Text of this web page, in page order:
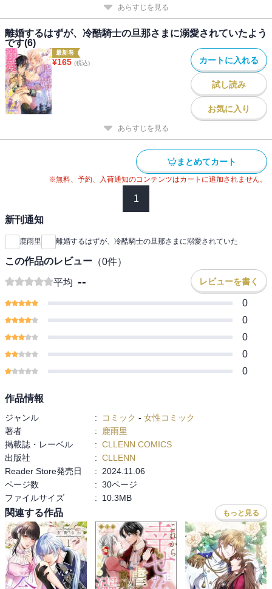
あらすじを見る
離婚するはずが、冷酷騎士の旦那さまに溺愛されていたよう
です(6)
最新巻
¥165 (税込) カートに入れる
試し読み
お気に入り
あらすじを見る
まとめてカート
※無料、予約、入荷通知のコンテンツはカートに追加されません。
1
新刊通知
鹿雨里 離婚するはずが、冷酷騎士の旦那さまに溺愛されていた
この作品のレビュー （0件）
平均 -- レビューを書く
0
0
0
0
0
作品情報
ジャンル : コミック - 女性コミック
著者
:
鹿雨里
掲載誌・レーベル
: CLLENN COMICS
出版社
: CLLENN
Reader Store発売日
:
2024.11.06
ページ数
: 30ページ
ファイルサイズ
: 10.3MB
関連する作品 もっと見る